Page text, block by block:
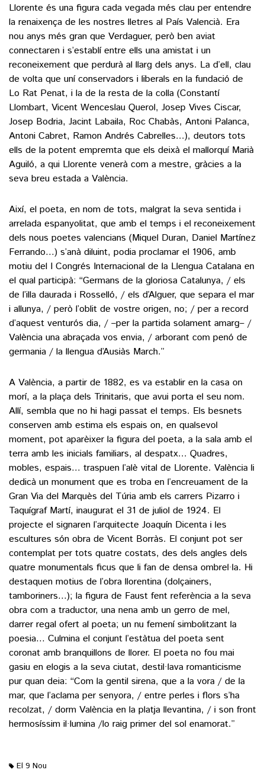
Llorente és una figura cada vegada més clau per entendre
la renaixença de les nostres lletres al País Valencià. Era
nou anys més gran que Verdaguer, però ben aviat
connectaren i s’establí entre ells una amistat i un
reconeixement que perdurà al llarg dels anys. La d’ell, clau
de volta que uní conservadors i liberals en la fundació de
Lo Rat Penat, i la de la resta de la colla (Constantí
Llombart, Vicent Wenceslau Querol, Josep Vives Ciscar,
Josep Bodria, Jacint Labaila, Roc Chabàs, Antoni Palanca,
Antoni Cabret, Ramon Andrés Cabrelles…), deutors tots
ells de la potent empremta que els deixà el mallorquí Marià
Aguiló, a qui Llorente venerà com a mestre, gràcies a la
seva breu estada a València.
Així, el poeta, en nom de tots, malgrat la seva sentida i
arrelada espanyolitat, que amb el temps i el reconeixement
dels nous poetes valencians (Miquel Duran, Daniel Martínez
Ferrando…) s’anà diluint, podia proclamar el 1906, amb
motiu del I Congrés Internacional de la Llengua Catalana en
el qual participà: “Germans de la gloriosa Catalunya, / els
de l’illa daurada i Rosselló, / els d’Alguer, que separa el mar
i allunya, / però l’oblit de vostre origen, no; / per a record
d’aquest venturós dia, / –per la partida solament amarg– /
València una abraçada vos envia, / arborant com penó de
germania / la llengua d’Ausiàs March.”
A València, a partir de 1882, es va establir en la casa on
morí, a la plaça dels Trinitaris, que avui porta el seu nom.
Allí, sembla que no hi hagi passat el temps. Els besnets
conserven amb estima els espais on, en qualsevol
moment, pot aparèixer la figura del poeta, a la sala amb el
terra amb les inicials familiars, al despatx… Quadres,
mobles, espais… traspuen l’alè vital de Llorente. València li
dedicà un monument que es troba en l’encreuament de la
Gran Via del Marquès del Túria amb els carrers Pizarro i
Taquígraf Martí, inaugurat el 31 de juliol de 1924. El
projecte el signaren l’arquitecte Joaquín Dicenta i les
escultures són obra de Vicent Borràs. El conjunt pot ser
contemplat per tots quatre costats, des dels angles dels
quatre monumentals ficus que li fan de densa ombrel·la. Hi
destaquen motius de l’obra llorentina (dolçainers,
tamboriners…); la figura de Faust fent referència a la seva
obra com a traductor, una nena amb un gerro de mel,
darrer regal ofert al poeta; un nu femení simbolitzant la
poesia… Culmina el conjunt l’estàtua del poeta sent
coronat amb branquillons de llorer. El poeta no fou mai
gasiu en elogis a la seva ciutat, destil·lava romanticisme
pur quan deia: “Com la gentil sirena, que a la vora / de la
mar, que l’aclama per senyora, / entre perles i flors s’ha
recolzat, / dorm València en la platja llevantina, / i son front
hermosíssim il·lumina /lo raig primer del sol enamorat.”
El 9 Nou